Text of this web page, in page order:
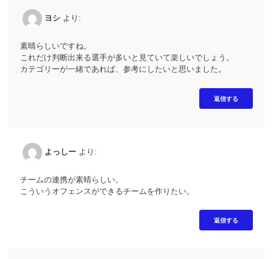
ヨシ より:
素晴らしいですね。
これだけ判断出来る選手が多いと見ていて楽しいでしょう。
カテゴリーが一緒であれば、参考にしたいと思いました。
返信する
よっしー より:
チームの連携が素晴らしい。
こういうオフェンスができるチームを作りたい。
返信する